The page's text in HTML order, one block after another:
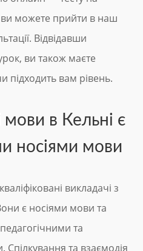
можете прийти в наш
Відвідавши
ви також маєте
підходить вам рівень.
мови в Кельні є
носіями мови
викладачі з
є носіями мови та
та
та взаємодія